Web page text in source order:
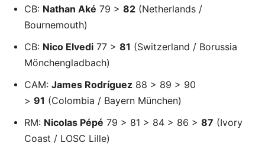
CB: Nathan Aké 79 > 82 (Netherlands /
Bournemouth)
CB: Nico Elvedi 77 > 81 (Switzerland / Borussia
Mönchengladbach)
CAM: James Rodríguez 88 > 89 > 90
> 91 (Colombia / Bayern München)
RM: Nicolas Pépé 79 > 81 > 84 > 86 > 87 (Ivory
Coast / LOSC Lille)